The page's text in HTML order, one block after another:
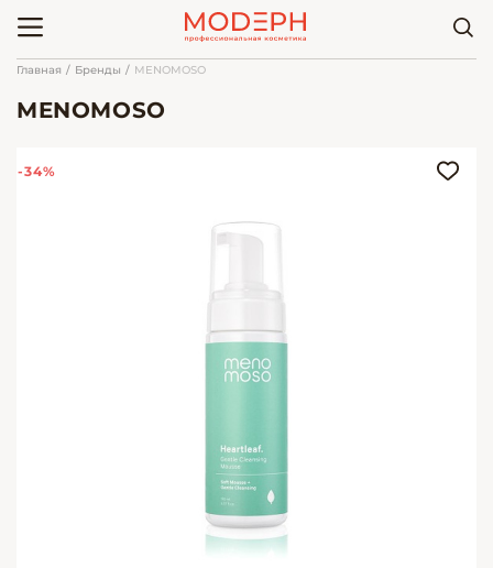
Главная Бренды MENOMOSO
MENOMOSO
-34%